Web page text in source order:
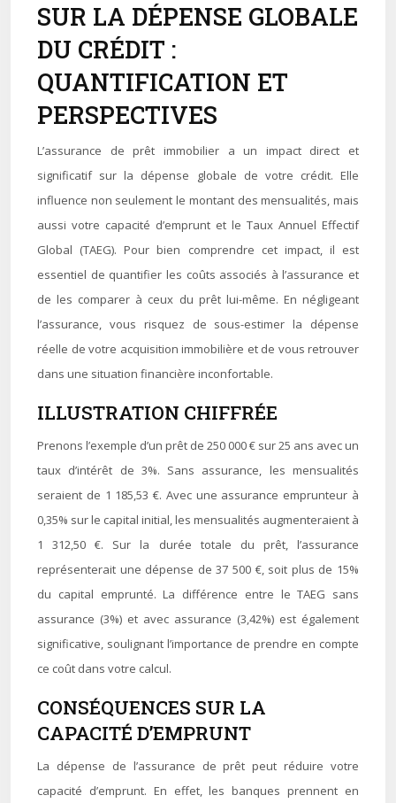
SUR LA DÉPENSE GLOBALE
DU CRÉDIT :
QUANTIFICATION ET
PERSPECTIVES
L’assurance de prêt immobilier a un impact direct et
significatif sur la dépense globale de votre crédit. Elle
influence non seulement le montant des mensualités, mais
aussi votre capacité d’emprunt et le Taux Annuel Effectif
Global (TAEG). Pour bien comprendre cet impact, il est
essentiel de quantifier les coûts associés à l’assurance et
de les comparer à ceux du prêt lui-même. En négligeant
l’assurance, vous risquez de sous-estimer la dépense
réelle de votre acquisition immobilière et de vous retrouver
dans une situation financière inconfortable.
ILLUSTRATION CHIFFRÉE
Prenons l’exemple d’un prêt de 250 000 € sur 25 ans avec un
taux d’intérêt de 3%. Sans assurance, les mensualités
seraient de 1 185,53 €. Avec une assurance emprunteur à
0,35% sur le capital initial, les mensualités augmenteraient à
1 312,50 €. Sur la durée totale du prêt, l’assurance
représenterait une dépense de 37 500 €, soit plus de 15%
du capital emprunté. La différence entre le TAEG sans
assurance (3%) et avec assurance (3,42%) est également
significative, soulignant l’importance de prendre en compte
ce coût dans votre calcul.
CONSÉQUENCES SUR LA
CAPACITÉ D’EMPRUNT
La dépense de l’assurance de prêt peut réduire votre
capacité d’emprunt. En effet, les banques prennent en